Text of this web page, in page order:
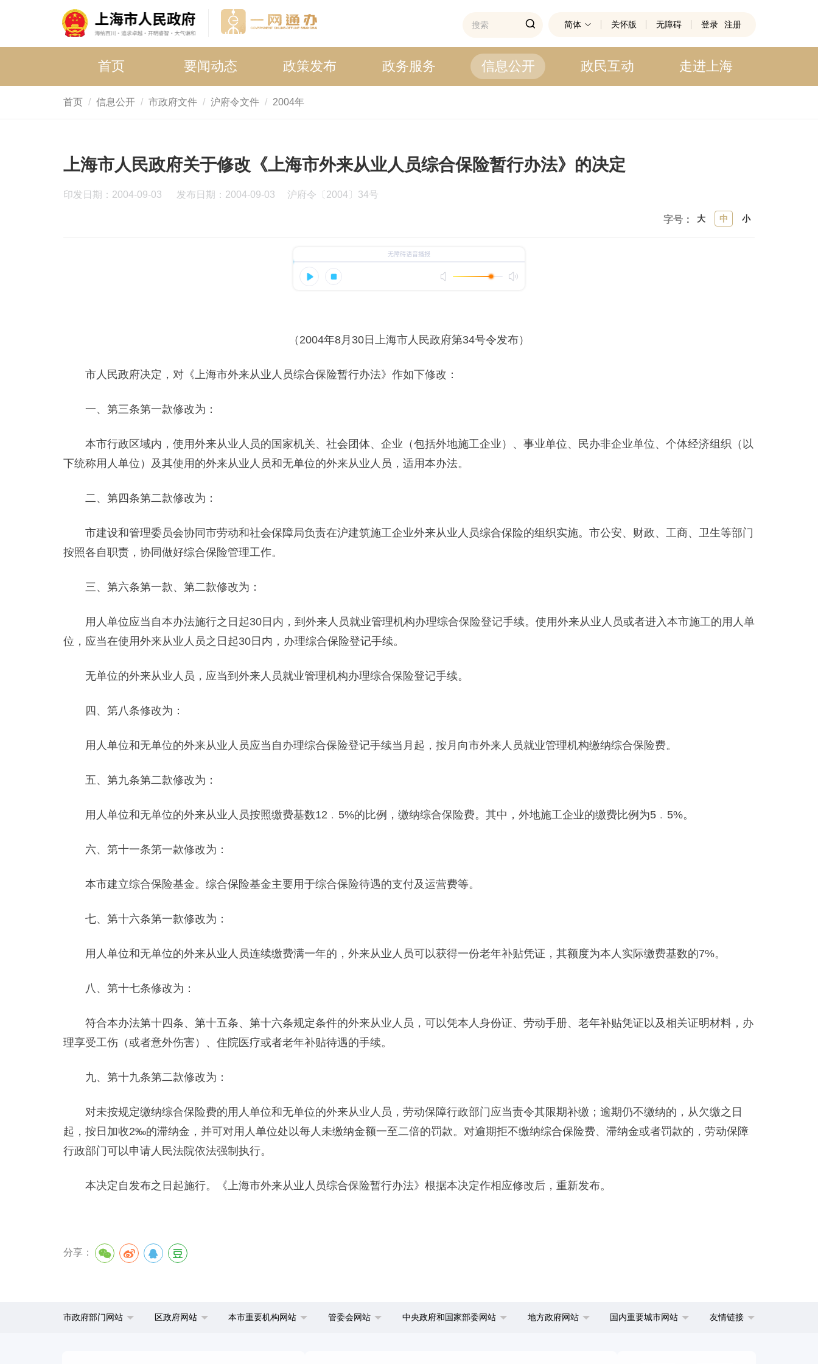
简体 关怀版 无障碍 登录 注册
首页 要闻动态 政策发布 政务服务 信息公开 政民互动 走进上海
首页 信息公开 市政府文件 沪府令文件 2004年
上海市人民政府关于修改《上海市外来从业人员综合保险暂行办法》的决定
印发日期：2004-09-03 发布日期：2004-09-03 沪府令〔2004〕34号
字号： 大 中 小
（2004年8月30日上海市人民政府第34号令发布）
市人民政府决定，对《上海市外来从业人员综合保险暂行办法》作如下修改：
一、第三条第一款修改为：
本市行政区域内，使用外来从业人员的国家机关、社会团体、企业（包括外地施工企业）、事业单位、民办非企业单位、个体经济组织（以
下统称用人单位）及其使用的外来从业人员和无单位的外来从业人员，适用本办法。
二、第四条第二款修改为：
市建设和管理委员会协同市劳动和社会保障局负责在沪建筑施工企业外来从业人员综合保险的组织实施。市公安、财政、工商、卫生等部门
按照各自职责，协同做好综合保险管理工作。
三、第六条第一款、第二款修改为：
用人单位应当自本办法施行之日起30日内，到外来人员就业管理机构办理综合保险登记手续。使用外来从业人员或者进入本市施工的用人单
位，应当在使用外来从业人员之日起30日内，办理综合保险登记手续。
无单位的外来从业人员，应当到外来人员就业管理机构办理综合保险登记手续。
四、第八条修改为：
用人单位和无单位的外来从业人员应当自办理综合保险登记手续当月起，按月向市外来人员就业管理机构缴纳综合保险费。
五、第九条第二款修改为：
用人单位和无单位的外来从业人员按照缴费基数12﹒5%的比例，缴纳综合保险费。其中，外地施工企业的缴费比例为5﹒5%。
六、第十一条第一款修改为：
本市建立综合保险基金。综合保险基金主要用于综合保险待遇的支付及运营费等。
七、第十六条第一款修改为：
用人单位和无单位的外来从业人员连续缴费满一年的，外来从业人员可以获得一份老年补贴凭证，其额度为本人实际缴费基数的7%。
八、第十七条修改为：
符合本办法第十四条、第十五条、第十六条规定条件的外来从业人员，可以凭本人身份证、劳动手册、老年补贴凭证以及相关证明材料，办
理享受工伤（或者意外伤害）、住院医疗或者老年补贴待遇的手续。
九、第十九条第二款修改为：
对未按规定缴纳综合保险费的用人单位和无单位的外来从业人员，劳动保障行政部门应当责令其限期补缴；逾期仍不缴纳的，从欠缴之日
起，按日加收2‰的滞纳金，并可对用人单位处以每人未缴纳金额一至二倍的罚款。对逾期拒不缴纳综合保险费、滞纳金或者罚款的，劳动保障
行政部门可以申请人民法院依法强制执行。
本决定自发布之日起施行。《上海市外来从业人员综合保险暂行办法》根据本决定作相应修改后，重新发布。
分享：
市政府部门网站 区政府网站 本市重要机构网站 管委会网站 中央政府和国家部委网站 地方政府网站 国内重要城市网站 友情链接